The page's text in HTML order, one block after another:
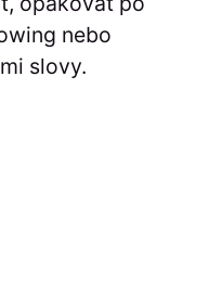
nebo
slovy.